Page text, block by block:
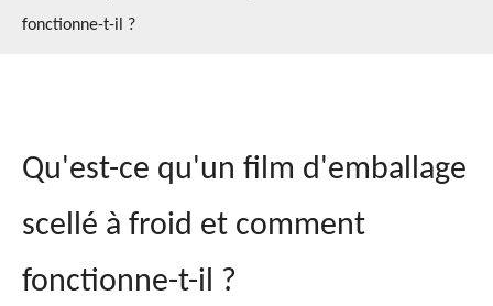
fonctionne-t-il ?
Qu'est-ce qu'un film d'emballage
scellé à froid et comment
fonctionne-t-il ?